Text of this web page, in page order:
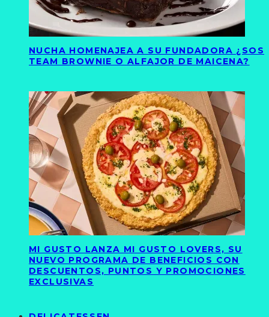
NUCHA HOMENAJEA A SU FUNDADORA ¿SOS
TEAM BROWNIE O ALFAJOR DE MAICENA?
MI GUSTO LANZA MI GUSTO LOVERS, SU
NUEVO PROGRAMA DE BENEFICIOS CON
DESCUENTOS, PUNTOS Y PROMOCIONES
EXCLUSIVAS